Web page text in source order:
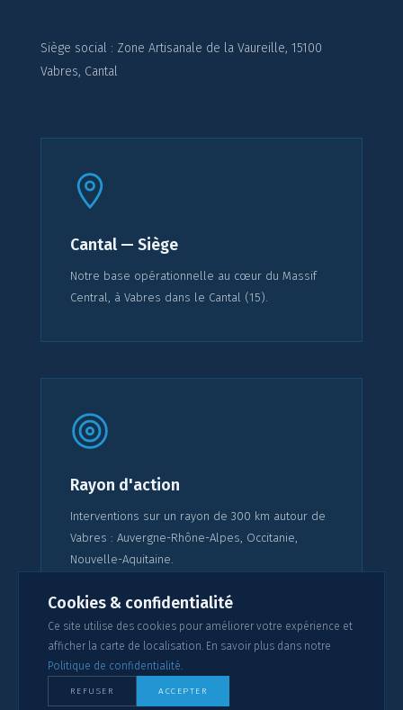
Siège social : Zone Artisanale de la Vaureille, 15100
Vabres, Cantal
Cantal — Siège
Notre base opérationnelle au cœur du Massif
Central, à Vabres dans le Cantal (15).
Rayon d'action
Interventions sur un rayon de 300 km autour de
Vabres : Auvergne-Rhône-Alpes, Occitanie,
Nouvelle-Aquitaine.
Cookies & confidentialité
Ce site utilise des cookies pour améliorer votre expérience et
afficher la carte de localisation. En savoir plus dans notre
Politique de confidentialité.
REFUSER ACCEPTER